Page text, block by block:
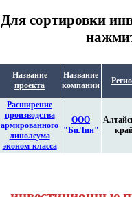
Для сортировки
Название
проекта
Название
компании
Расширение
производства
армированного
линолеума
эконом-класса
ООО
"БиЛин"